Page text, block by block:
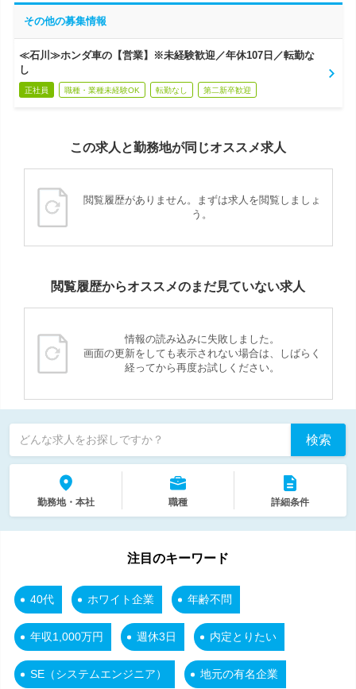
その他の募集情報
≪石川≫ホンダ車の【営業】※未経験歓迎／年休107日／転勤な
し
正社員 職種・業種未経験OK 転勤なし 第二新卒歓迎
この求人と勤務地が同じオススメ求人
閲覧履歴がありません。まずは求人を閲覧しましょ
う。
閲覧履歴からオススメのまだ見ていない求人
情報の読み込みに失敗しました。
画面の更新をしても表示されない場合は、しばらく
経ってから再度お試しください。
どんな求人をお探しですか？ 検索
勤務地・本社 職種 詳細条件
注目のキーワード
40代 ホワイト企業 年齢不問
年収1,000万円 週休3日 内定とりたい
SE（システムエンジニア） 地元の有名企業